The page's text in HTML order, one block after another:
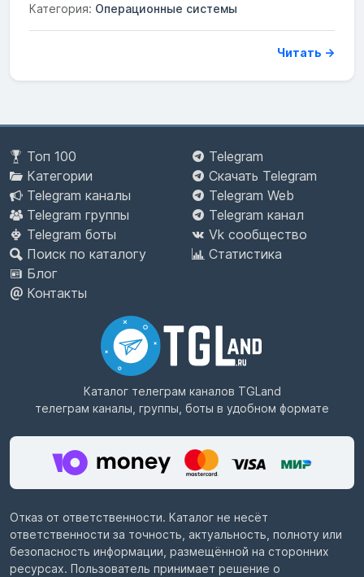
Категория: Операционные системы
Читать →
Топ 100
Категории
Telegram каналы
Telegram группы
Telegram боты
Поиск по каталогу
Блог
Контакты
Telegram
Скачать Telegram
Telegram Web
Telegram канал
Vk сообщество
Статистика
Каталог телеграм каналов TGLand
телеграм каналы, группы, боты в удобном формате
Отказ от ответственности. Каталог не несёт
ответственности за точность, актуальность, полноту или
безопасность информации, размещённой на сторонних
ресурсах. Пользователь принимает решение о